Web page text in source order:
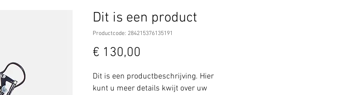
Dit is een product
Productcode: 284215376135191
€ 130,00
Dit is een productbeschrijving. Hier
kunt u meer details kwijt over uw